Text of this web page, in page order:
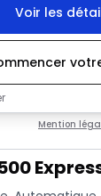
Voir les
Mention